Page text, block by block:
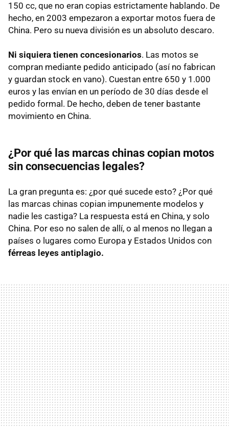
150 cc, que no eran copias estrictamente hablando. De
hecho, en 2003 empezaron a exportar motos fuera de
China. Pero su nueva división es un absoluto descaro.
Ni siquiera tienen concesionarios. Las motos se
compran mediante pedido anticipado (así no fabrican
y guardan stock en vano). Cuestan entre 650 y 1.000
euros y las envían en un período de 30 días desde el
pedido formal. De hecho, deben de tener bastante
movimiento en China.
¿Por qué las marcas chinas copian motos
sin consecuencias legales?
La gran pregunta es: ¿por qué sucede esto? ¿Por qué
las marcas chinas copian impunemente modelos y
nadie les castiga? La respuesta está en China, y solo
China. Por eso no salen de allí, o al menos no llegan a
países o lugares como Europa y Estados Unidos con
férreas leyes antiplagio.